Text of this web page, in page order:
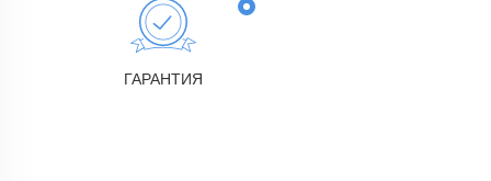
ГАРАНТИЯ